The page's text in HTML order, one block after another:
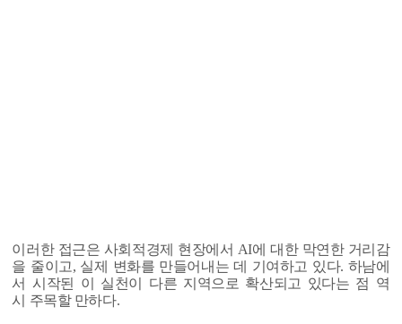
이러한 접근은 사회적경제 현장에서 AI에 대한 막연한 거리감
을 줄이고, 실제 변화를 만들어내는 데 기여하고 있다. 하남에
서 시작된 이 실천이 다른 지역으로 확산되고 있다는 점 역
시 주목할 만하다.